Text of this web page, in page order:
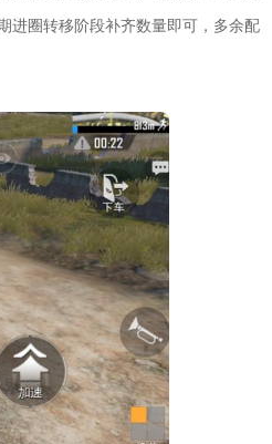
进圈转移阶段补齐数量即可，多余配